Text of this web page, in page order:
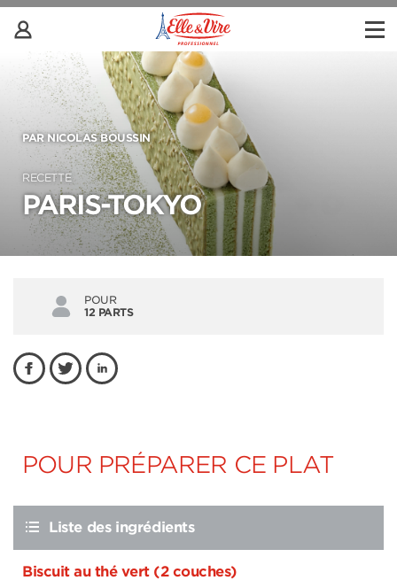
PAR NICOLAS BOUSSIN
RECETTE
PARIS-TOKYO
POUR
12 PARTS
POUR PRÉPARER CE PLAT
Liste des ingrédients
Biscuit au thé vert (2 couches)